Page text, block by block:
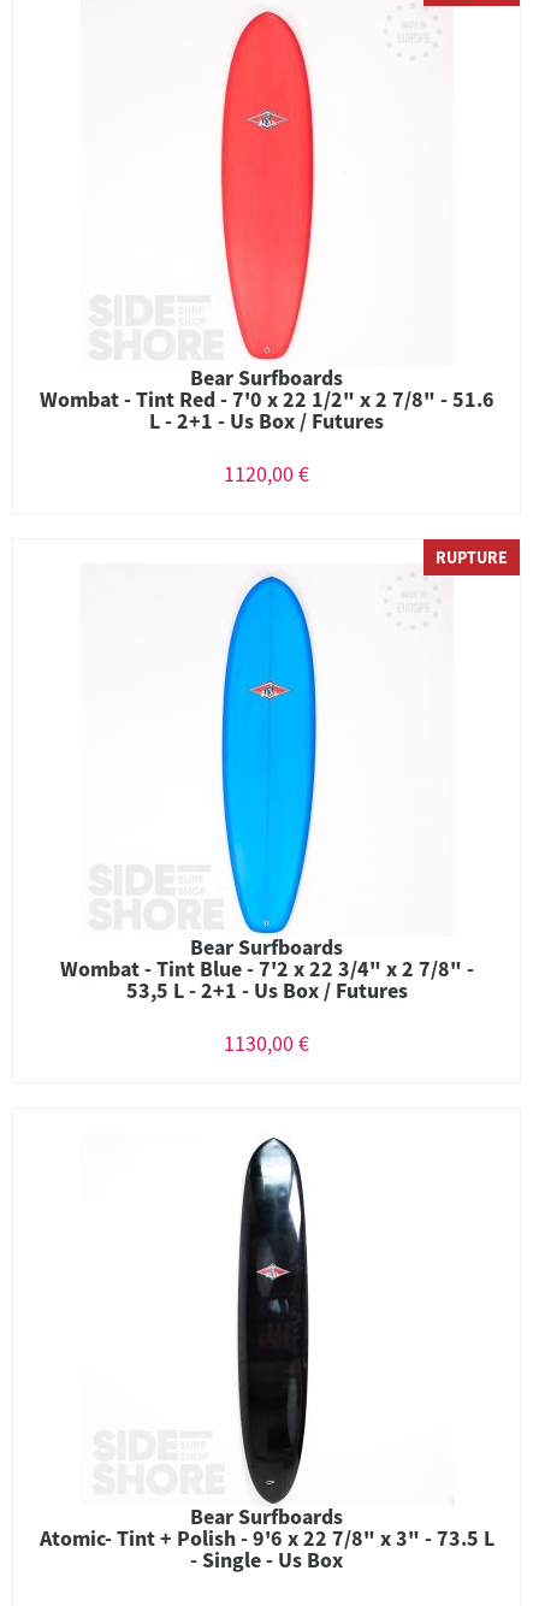
Bear Surfboards
Wombat - Tint Red - 7'0 x 22 1/2" x 2 7/8" - 51.6
L - 2+1 - Us Box / Futures
1120,00 €
RUPTURE
Bear Surfboards
Wombat - Tint Blue - 7'2 x 22 3/4" x 2 7/8" -
53,5 L - 2+1 - Us Box / Futures
1130,00 €
Bear Surfboards
Atomic- Tint + Polish - 9'6 x 22 7/8" x 3" - 73.5 L
- Single - Us Box